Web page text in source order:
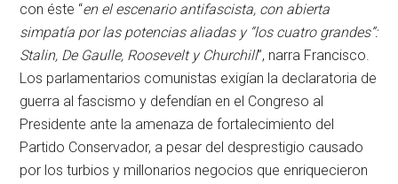
con éste “en el escenario antifascista, con abierta
simpatía por las potencias aliadas y “los cuatro grandes”:
Stalin, De Gaulle, Roosevelt y Churchill”, narra Francisco.
Los parlamentarios comunistas exigían la declaratoria de
guerra al fascismo y defendían en el Congreso al
Presidente ante la amenaza de fortalecimiento del
Partido Conservador, a pesar del desprestigio causado
por los turbios y millonarios negocios que enriquecieron